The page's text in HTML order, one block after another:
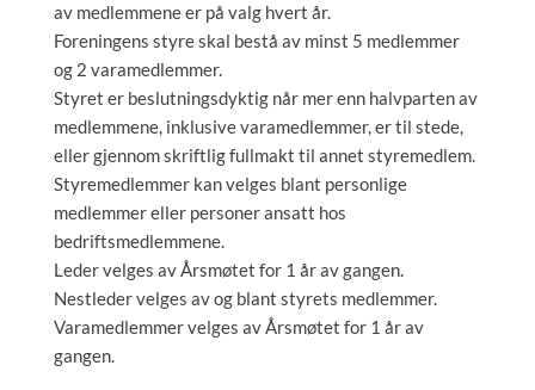
av medlemmene er på valg hvert år.
Foreningens styre skal bestå av minst 5 medlemmer
og 2 varamedlemmer.
Styret er beslutningsdyktig når mer enn halvparten av
medlemmene, inklusive varamedlemmer, er til stede,
eller gjennom skriftlig fullmakt til annet styremedlem.
Styremedlemmer kan velges blant personlige
medlemmer eller personer ansatt hos
bedriftsmedlemmene.
Leder velges av Årsmøtet for 1 år av gangen.
Nestleder velges av og blant styrets medlemmer.
Varamedlemmer velges av Årsmøtet for 1 år av
gangen.